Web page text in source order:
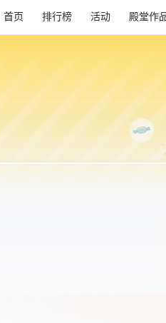
首页 排行榜 活动 殿堂作